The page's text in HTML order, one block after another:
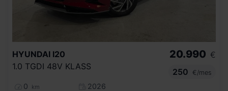
HYUNDAI I20
1.0 TGDI 48V KLASS
0 km
2026
20.990 €
250
€/mes